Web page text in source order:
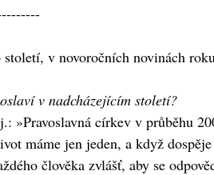
století, v novoročních novinách
v nadcházejícím století?
»Pravoslavná církev v průběhu
máme jen jeden, a když
člověka zvlášť, aby se